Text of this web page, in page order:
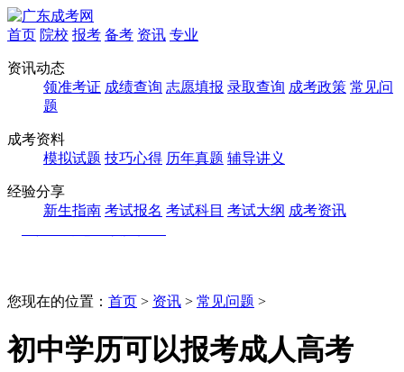
首页 院校 报考 备考 资讯 专业
资讯动态
领准考证 成绩查询 志愿填报 录取查询 成考政策 常见问
题
成考资料
模拟试题 技巧心得 历年真题 辅导讲义
经验分享
新生指南 考试报名 考试科目 考试大纲 成考资讯
您现在的位置： 首页 > 资讯 > 常见问题 >
初中学历可以报考成人高考